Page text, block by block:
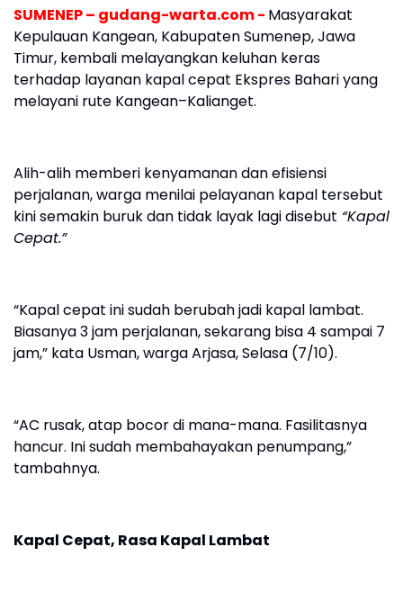
SUMENEP – gudang-warta.com - Masyarakat
Kepulauan Kangean, Kabupaten Sumenep, Jawa
Timur, kembali melayangkan keluhan keras
terhadap layanan kapal cepat Ekspres Bahari yang
melayani rute Kangean–Kalianget.
Alih-alih memberi kenyamanan dan efisiensi
perjalanan, warga menilai pelayanan kapal tersebut
kini semakin buruk dan tidak layak lagi disebut “Kapal
Cepat.”
“Kapal cepat ini sudah berubah jadi kapal lambat.
Biasanya 3 jam perjalanan, sekarang bisa 4 sampai 7
jam,” kata Usman, warga Arjasa, Selasa (7/10).
“AC rusak, atap bocor di mana-mana. Fasilitasnya
hancur. Ini sudah membahayakan penumpang,”
tambahnya.
Kapal Cepat, Rasa Kapal Lambat